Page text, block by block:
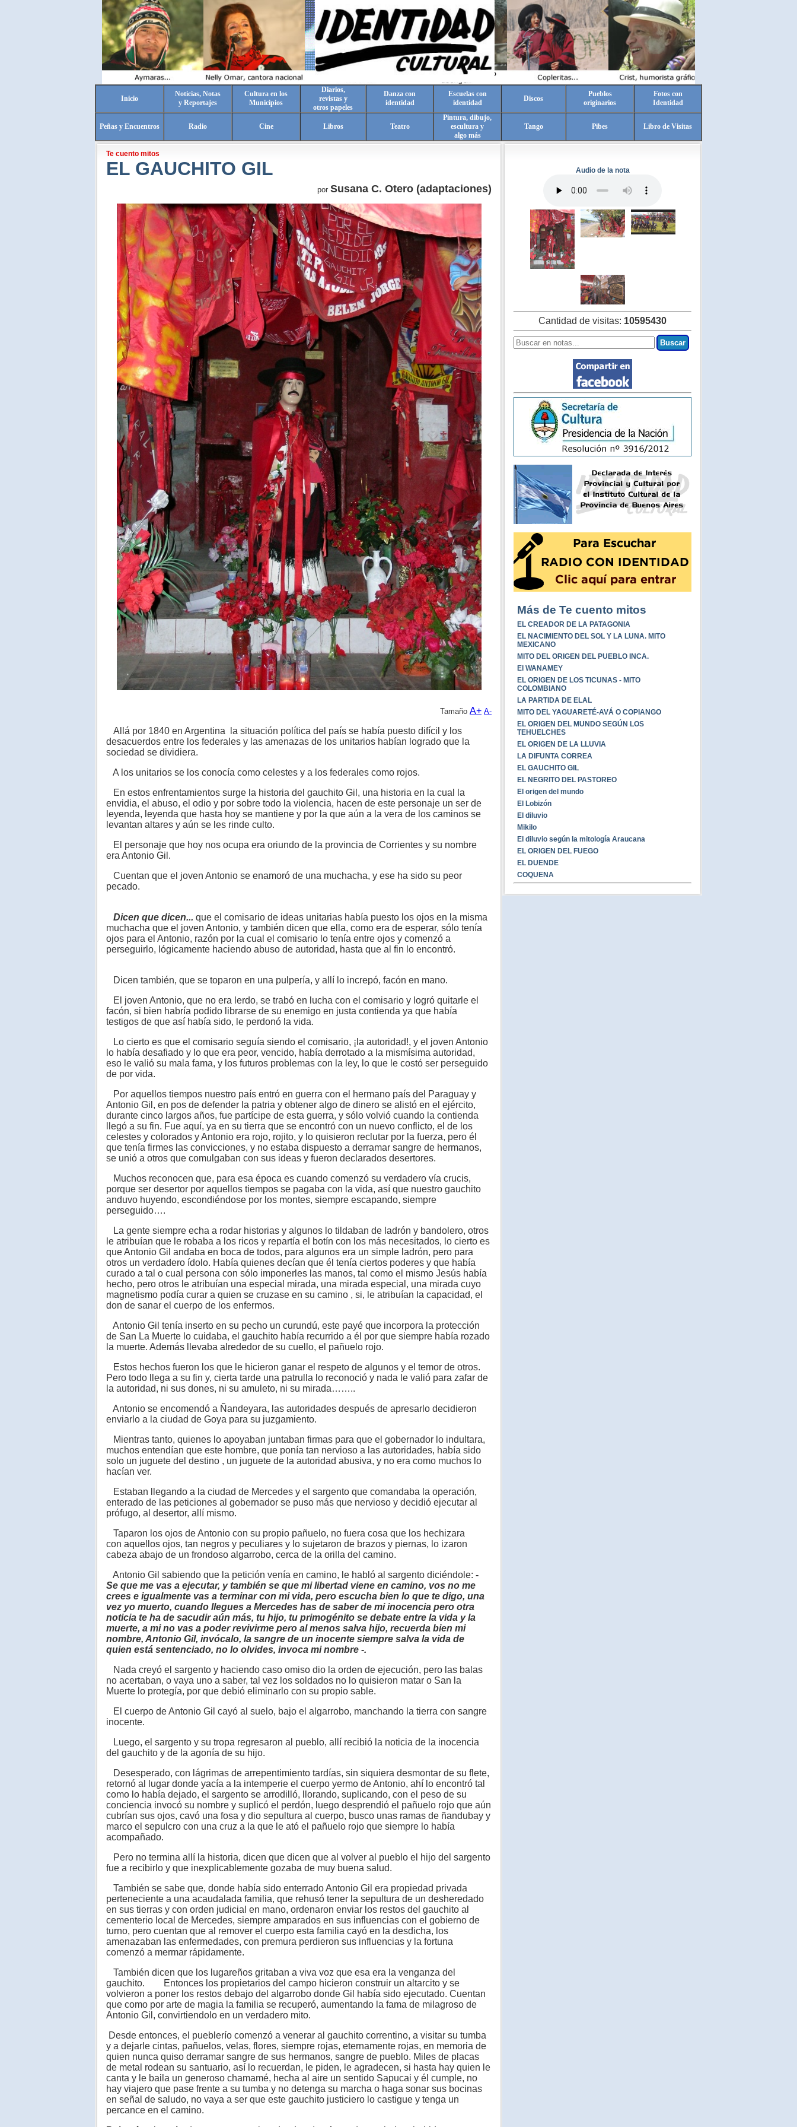
Inicio
Noticias, Notas
y Reportajes
Cultura en los
Municipios
Diarios,
revistas y
otros papeles
Danza con
identidad
Escuelas con
identidad
Discos
Pueblos
originarios
Fotos con
Identidad
Peñas y Encuentros Radio Cine Libros Teatro
Pintura, dibujo,
escultura y
algo más
Tango Pibes Libro de Visitas
Te cuento mitos
EL GAUCHITO GIL
por Susana C. Otero (adaptaciones)
Tamaño A+ A-
Allá por 1840 en Argentina la situación política del país se había puesto difícil y los
desacuerdos entre los federales y las amenazas de los unitarios habían logrado que la
sociedad se dividiera.
A los unitarios se los conocía como celestes y a los federales como rojos.
En estos enfrentamientos surge la historia del gauchito Gil, una historia en la cual la
envidia, el abuso, el odio y por sobre todo la violencia, hacen de este personaje un ser de
leyenda, leyenda que hasta hoy se mantiene y por la que aún a la vera de los caminos se
levantan altares y aún se les rinde culto.
El personaje que hoy nos ocupa era oriundo de la provincia de Corrientes y su nombre
era Antonio Gil.
Cuentan que el joven Antonio se enamoró de una muchacha, y ese ha sido su peor
pecado.
Dicen que dicen... que el comisario de ideas unitarias había puesto los ojos en la misma
muchacha que el joven Antonio, y también dicen que ella, como era de esperar, sólo tenía
ojos para el Antonio, razón por la cual el comisario lo tenía entre ojos y comenzó a
perseguirlo, lógicamente haciendo abuso de autoridad, hasta que al fin lo encontró.
Dicen también, que se toparon en una pulpería, y allí lo increpó, facón en mano.
El joven Antonio, que no era lerdo, se trabó en lucha con el comisario y logró quitarle el
facón, si bien habría podido librarse de su enemigo en justa contienda ya que había
testigos de que así había sido, le perdonó la vida.
Lo cierto es que el comisario seguía siendo el comisario, ¡la autoridad!, y el joven Antonio
lo había desafiado y lo que era peor, vencido, había derrotado a la mismísima autoridad,
eso le valió su mala fama, y los futuros problemas con la ley, lo que le costó ser perseguido
de por vida.
Por aquellos tiempos nuestro país entró en guerra con el hermano país del Paraguay y
Antonio Gil, en pos de defender la patria y obtener algo de dinero se alistó en el ejército,
durante cinco largos años, fue partícipe de esta guerra, y sólo volvió cuando la contienda
llegó a su fin. Fue aquí, ya en su tierra que se encontró con un nuevo conflicto, el de los
celestes y colorados y Antonio era rojo, rojito, y lo quisieron reclutar por la fuerza, pero él
que tenía firmes las convicciones, y no estaba dispuesto a derramar sangre de hermanos,
se unió a otros que comulgaban con sus ideas y fueron declarados desertores.
Muchos reconocen que, para esa época es cuando comenzó su verdadero vía crucis,
porque ser desertor por aquellos tiempos se pagaba con la vida, así que nuestro gauchito
anduvo huyendo, escondiéndose por los montes, siempre escapando, siempre
perseguido….
La gente siempre echa a rodar historias y algunos lo tildaban de ladrón y bandolero, otros
le atribuían que le robaba a los ricos y repartía el botín con los más necesitados, lo cierto es
que Antonio Gil andaba en boca de todos, para algunos era un simple ladrón, pero para
otros un verdadero ídolo. Había quienes decían que él tenía ciertos poderes y que había
curado a tal o cual persona con sólo imponerles las manos, tal como el mismo Jesús había
hecho, pero otros le atribuían una especial mirada, una mirada especial, una mirada cuyo
magnetismo podía curar a quien se cruzase en su camino , si, le atribuían la capacidad, el
don de sanar el cuerpo de los enfermos.
Antonio Gil tenía inserto en su pecho un curundú, este payé que incorpora la protección
de San La Muerte lo cuidaba, el gauchito había recurrido a él por que siempre había rozado
la muerte. Además llevaba alrededor de su cuello, el pañuelo rojo.
Estos hechos fueron los que le hicieron ganar el respeto de algunos y el temor de otros.
Pero todo llega a su fin y, cierta tarde una patrulla lo reconoció y nada le valió para zafar de
la autoridad, ni sus dones, ni su amuleto, ni su mirada……..
Antonio se encomendó a Ñandeyara, las autoridades después de apresarlo decidieron
enviarlo a la ciudad de Goya para su juzgamiento.
Mientras tanto, quienes lo apoyaban juntaban firmas para que el gobernador lo indultara,
muchos entendían que este hombre, que ponía tan nervioso a las autoridades, había sido
solo un juguete del destino , un juguete de la autoridad abusiva, y no era como muchos lo
hacían ver.
Estaban llegando a la ciudad de Mercedes y el sargento que comandaba la operación,
enterado de las peticiones al gobernador se puso más que nervioso y decidió ejecutar al
prófugo, al desertor, allí mismo.
Taparon los ojos de Antonio con su propio pañuelo, no fuera cosa que los hechizara
con aquellos ojos, tan negros y peculiares y lo sujetaron de brazos y piernas, lo izaron
cabeza abajo de un frondoso algarrobo, cerca de la orilla del camino.
Antonio Gil sabiendo que la petición venía en camino, le habló al sargento diciéndole: -
Se que me vas a ejecutar, y también se que mi libertad viene en camino, vos no me
crees e igualmente vas a terminar con mi vida, pero escucha bien lo que te digo, una
vez yo muerto, cuando llegues a Mercedes has de saber de mi inocencia pero otra
noticia te ha de sacudir aún más, tu hijo, tu primogénito se debate entre la vida y la
muerte, a mi no vas a poder revivirme pero al menos salva hijo, recuerda bien mi
nombre, Antonio Gil, invócalo, la sangre de un inocente siempre salva la vida de
quien está sentenciado, no lo olvides, invoca mi nombre -.
Nada creyó el sargento y haciendo caso omiso dio la orden de ejecución, pero las balas
no acertaban, o vaya uno a saber, tal vez los soldados no lo quisieron matar o San la
Muerte lo protegía, por que debió eliminarlo con su propio sable.
El cuerpo de Antonio Gil cayó al suelo, bajo el algarrobo, manchando la tierra con sangre
inocente.
Luego, el sargento y su tropa regresaron al pueblo, allí recibió la noticia de la inocencia
del gauchito y de la agonía de su hijo.
Desesperado, con lágrimas de arrepentimiento tardías, sin siquiera desmontar de su flete,
retornó al lugar donde yacía a la intemperie el cuerpo yermo de Antonio, ahí lo encontró tal
como lo había dejado, el sargento se arrodilló, llorando, suplicando, con el peso de su
conciencia invocó su nombre y suplicó el perdón, luego desprendió el pañuelo rojo que aún
cubrían sus ojos, cavó una fosa y dio sepultura al cuerpo, busco unas ramas de ñandubay y
marco el sepulcro con una cruz a la que le ató el pañuelo rojo que siempre lo había
acompañado.
Pero no termina allí la historia, dicen que dicen que al volver al pueblo el hijo del sargento
fue a recibirlo y que inexplicablemente gozaba de muy buena salud.
También se sabe que, donde había sido enterrado Antonio Gil era propiedad privada
perteneciente a una acaudalada familia, que rehusó tener la sepultura de un desheredado
en sus tierras y con orden judicial en mano, ordenaron enviar los restos del gauchito al
cementerio local de Mercedes, siempre amparados en sus influencias con el gobierno de
turno, pero cuentan que al remover el cuerpo esta familia cayó en la desdicha, los
amenazaban las enfermedades, con premura perdieron sus influencias y la fortuna
comenzó a mermar rápidamente.
También dicen que los lugareños gritaban a viva voz que esa era la venganza del
gauchito. Entonces los propietarios del campo hicieron construir un altarcito y se
volvieron a poner los restos debajo del algarrobo donde Gil había sido ejecutado. Cuentan
que como por arte de magia la familia se recuperó, aumentando la fama de milagroso de
Antonio Gil, convirtiendolo en un verdadero mito.
Desde entonces, el pueblerío comenzó a venerar al gauchito correntino, a visitar su tumba
y a dejarle cintas, pañuelos, velas, flores, siempre rojas, eternamente rojas, en memoria de
quien nunca quiso derramar sangre de sus hermanos, sangre de pueblo. Miles de placas
de metal rodean su santuario, así lo recuerdan, le piden, le agradecen, si hasta hay quien le
canta y le baila un generoso chamamé, hecha al aire un sentido Sapucai y él cumple, no
hay viajero que pase frente a su tumba y no detenga su marcha o haga sonar sus bocinas
en señal de saludo, no vaya a ser que este gauchito justiciero lo castigue y tenga un
percance en el camino.
Audio de la nota
Cantidad de visitas: 10595430
Más de Te cuento mitos
EL CREADOR DE LA PATAGONIA
EL NACIMIENTO DEL SOL Y LA LUNA. MITO
MEXICANO
MITO DEL ORIGEN DEL PUEBLO INCA.
El WANAMEY
EL ORIGEN DE LOS TICUNAS - MITO
COLOMBIANO
LA PARTIDA DE ELAL
MITO DEL YAGUARETÉ-AVÁ O COPIANGO
EL ORIGEN DEL MUNDO SEGÚN LOS
TEHUELCHES
EL ORIGEN DE LA LLUVIA
LA DIFUNTA CORREA
EL GAUCHITO GIL
EL NEGRITO DEL PASTOREO
El origen del mundo
El Lobizón
El diluvio
Mikilo
El diluvio según la mitología Araucana
EL ORIGEN DEL FUEGO
EL DUENDE
COQUENA